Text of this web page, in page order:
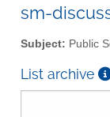
sm-
Subject: Public
List archive